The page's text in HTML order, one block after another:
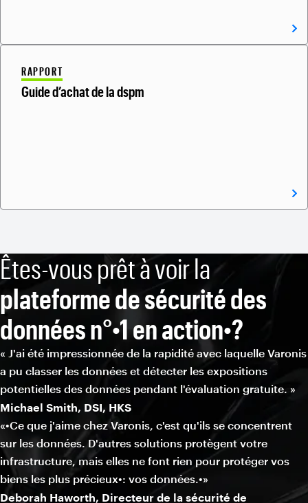
RAPPORT
Guide d’achat de la dspm
Êtes-vous prêt à voir la
plateforme de sécurité des
données n°•1 en action•?
« J'ai été impressionnée de la rapidité avec laquelle Varonis
a pu classer les données et détecter les expositions
potentielles des données pendant l'évaluation gratuite. »
Michael Smith, DSI, HKS
«•Ce que j'aime chez Varonis, c'est qu'ils se concentrent
sur les données. D'autres solutions protègent votre
infrastructure, mais elles ne font rien pour protéger vos
biens les plus précieux•: vos données.•»
Deborah Haworth, Directeur de la sécurité de